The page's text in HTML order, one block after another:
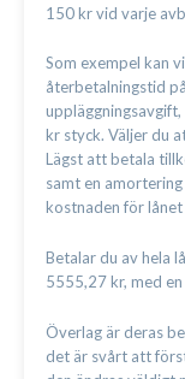
150 kr vid varje
Som exempel kan
återbetalningstid
kr styck. Väljer du
Lägst att betala
samt en
kostnaden för
Betalar du av hela
5555,27 kr, med
Överlag är deras
det är svårt att